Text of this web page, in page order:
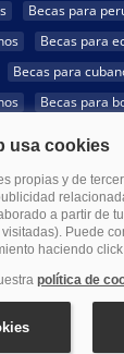
Becas para
Becas para
Becas para
Becas para
Becas para
Becas para
los